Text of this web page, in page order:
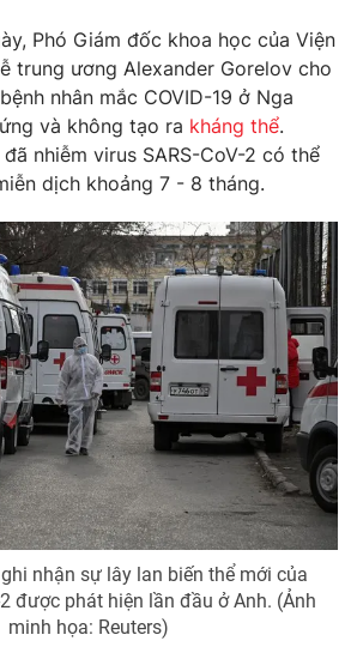
tương lai
Podcast
Infographic
Phó Giám đốc khoa học của Viện
trung ương Alexander Gorelov cho
nhân mắc COVID-19 ở Nga
và không tạo ra kháng thể.
nhiễm virus SARS-CoV-2 có thể
dịch khoảng 7 - 8 tháng.
nhận sự lây lan biến thể mới của
được phát hiện lần đầu ở Anh. (Ảnh
minh họa: Reuters)